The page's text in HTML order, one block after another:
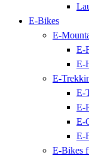
E-Bikes
E-
E-
E-
E-
E-
E-
E-
E-
E-Bikes